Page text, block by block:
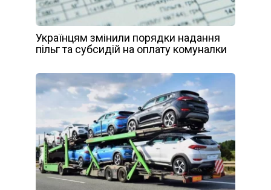
Українцям змінили порядки надання
пільг та субсидій на оплату комуналки